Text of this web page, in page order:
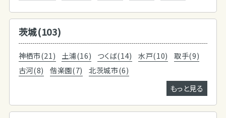
茨城(103)
神栖市(21) 土浦(16) つくば(14) 水戸(10)
取手(9)
古河(8)
偕楽園(7)
北茨城市(6)
もっと見る